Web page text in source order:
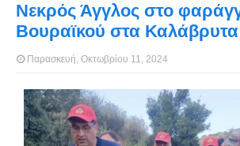
Νεκρός Άγγλος στο
Βουραϊκού στα Καλάβρυτα
Παρασκευή, Οκτωβρίου 11, 2024